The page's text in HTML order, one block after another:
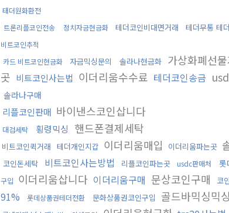
태더원화환전
트론리플코인전송
정치자금현금화 테더코인비대면거래 테더무통 테
비트코인추적
카드 비트코인현금화
자금믹싱문의 솔라나현금화 가상화폐선
곳 비트코인사는법 이더리움수수료 테더코인송금
솔라나구매
리플코인판매 바이낸스코인삽니다
대검세탁 횡령믹싱 핸드폰결제세탁
비트코인퀵거래 테더개인지갑 이더리움매입 이더리움파는곳
코인돈세탁 비트코인사는방법 리플코인파는곳 usdc판매처 롯
구입 이더리움삽니다 이더리움구매 문상코인구매 코
91%
롯데상품권테더전환 문화상품권코인구입 골드바믹싱믹싱